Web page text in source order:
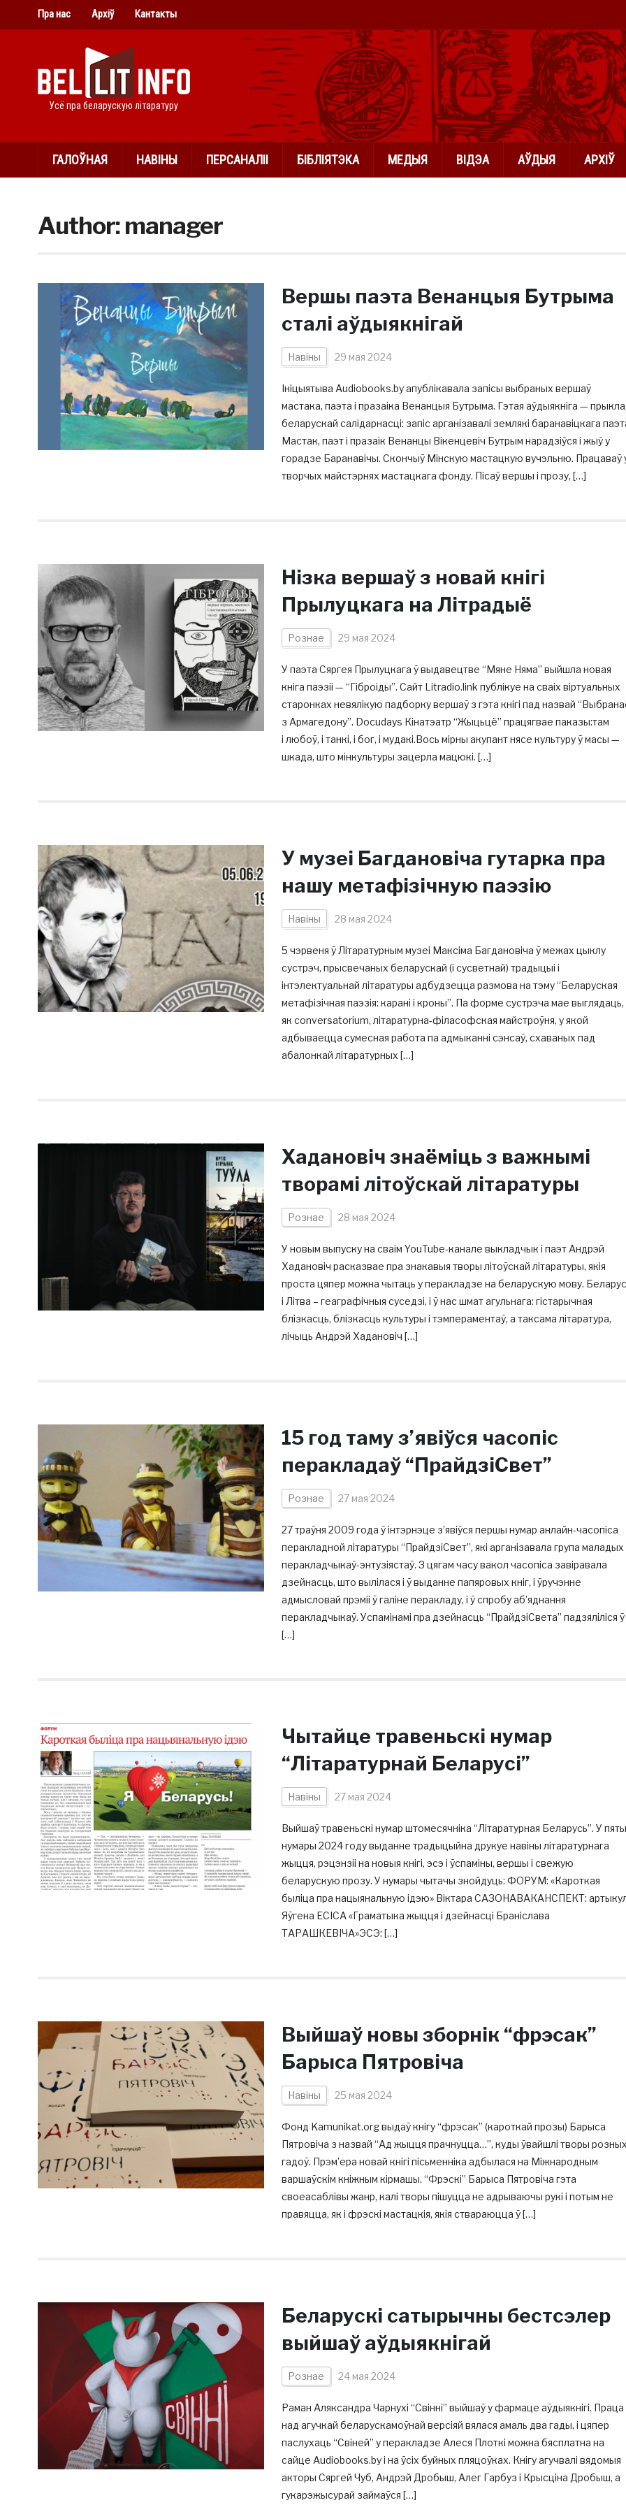
Пра нас Архіў Кантакты
Усё пра беларускую літаратуру
ГАЛОЎНАЯ НАВІНЫ ПЕРСАНАЛІІ БІБЛІЯТЭКА МЕДЫЯ ВІДЭА АЎДЫЯ АРХІЎ
Author:manager
Вершы паэта Венанцыя Бутрыма
сталі аўдыякнігай
Навіны 29 мая 2024
Ініцыятыва Audiobooks.by апублікавала запісы выбраных вершаў
мастака, паэта і празаіка Венанцыя Бутрыма. Гэтая аўдыякніга —
беларускай салідарнасці: запіс арганізавалі землякі баранавіцкага
Мастак, паэт і празаік Венанцы Вікенцевіч Бутрым нарадзіўся і жыў у
горадзе Баранавічы. Скончыў Мінскую мастацкую вучэльню. Працаваў
творчых майстэрнях мастацкага фонду. Пісаў вершы і прозу, […]
Нізка вершаў з новай кнігі
Прылуцкага на Літрадыё
Рознае 29 мая 2024
У паэта Сяргея Прылуцкага ў выдавецтве “Мяне Няма” выйшла новая
кніга паэзіі — “Гіброіды”. Сайт Litradio.link публікуе на сваіх віртуальных
старонках невялікую падборку вершаў з гэта кнігі пад назвай
з Армагедону”. Docudays Кінатэатр “Жыцьцё” працягвае паказы:там
і любоў, і танкі, і бог, і мудакі.Вось мірны акупант нясе культуру ў масы —
шкада, што мінкультуры зацерла мацюкі. […]
У музеі Багдановіча гутарка пра
нашу метафізічную паэзію
Навіны 28 мая 2024
5 чэрвеня ў Літаратурным музеі Максіма Багдановіча ў межах цыклу
сустрэч, прысвечаных беларускай (і сусветнай) традыцыі і
інтэлектуальнай літаратуры адбудзецца размова на тэму “Беларуская
метафізічная паэзія: карані і кроны”. Па форме сустрэча мае выглядаць,
як conversatorium, літаратурна-філасофская майстроўня, у якой
адбываецца сумесная работа па адмыканні сэнсаў, схаваных пад
абалонкай літаратурных […]
Хадановіч знаёміць з важнымі
творамі літоўскай літаратуры
Рознае 28 мая 2024
У новым выпуску на сваім YouTube-канале выкладчык і паэт Андрэй
Хадановіч расказвае пра знакавыя творы літоўскай літаратуры, якія
проста цяпер можна чытаць у перакладзе на беларускую мову.
і Літва – геаграфічныя суседзі, і ў нас шмат агульнага: гістарычная
блізкасць, блізкасць культуры і тэмпераментаў, а таксама літаратура,
лічыць Андрэй Хадановіч […]
15 год таму з’явіўся часопіс
перакладаў “ПрайдзіСвет”
Рознае 27 мая 2024
27 траўня 2009 года ў інтэрнэце з’явіўся першы нумар анлайн-часопіса
перакладной літаратуры “ПрайдзіСвет”, які арганізавала група маладых
перакладчыкаў-энтузіястаў. З цягам часу вакол часопіса завіравала
дзейнасць, што вылілася і ў выданне папяровых кніг, і ўручэнне
адмысловай прэміі ў галіне перакладу, і ў спробу аб’яднання
перакладчыкаў. Успамінамі пра дзейнасць “ПрайдзіСвета” падзяліліся ў
[…]
Чытайце травеньскі нумар
“Літаратурнай Беларусі”
Навіны 27 мая 2024
Выйшаў травеньскі нумар штомесячніка “Літаратурная Беларусь”. У
нумары 2024 году выданне традыцыйна друкуе навіны літаратурнага
жыцця, рэцэнзіі на новыя кнігі, эсэ і ўспаміны, вершы і свежую
беларускую прозу. У нумары чытачы знойдуць: ФОРУМ: «Кароткая
быліца пра нацыянальную ідэю» Віктара САЗОНАВАКАНСПЕКТ:
Яўгена ЕСІСА «Граматыка жыцця і дзейнасці Браніслава
ТАРАШКЕВІЧА»ЭСЭ: […]
Выйшаў новы зборнік “фрэсак”
Барыса Пятровіча
Навіны 25 мая 2024
Фонд Kamunikat.org выдаў кнігу “фрэсак” (кароткай прозы) Барыса
Пятровіча з назвай “Ад жыцця прачнуцца…”, куды ўвайшлі творы
гадоў. Прэм’ера новай кнігі пісьменніка адбылася на Міжнародным
варшаўскім кніжным кірмашы. “Фрэскі” Барыса Пятровіча гэта
своеасаблівы жанр, калі творы пішуцца не адрываючы рукі і потым не
правяцца, як і фрэскі мастацкія, якія ствараюцца ў […]
Беларускі сатырычны бестсэлер
выйшаў аўдыякнігай
Рознае 24 мая 2024
Раман Аляксандра Чарнухі “Свінні” выйшаў у фармаце аўдыякнігі. Праца
над агучкай беларускамоўнай версіяй вялася амаль два гады, і цяпер
паслухаць “Свіней” у перакладзе Алеся Плоткі можна бясплатна на
сайце Audiobooks.by і на ўсіх буйных пляцоўках. Кнігу агучвалі вядомыя
акторы Сяргей Чуб, Андрэй Дробыш, Алег Гарбуз і Крысціна Дробыш, а
гукарэжысурай займаўся […]